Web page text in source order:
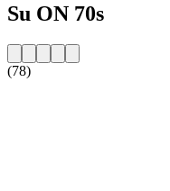
Su ON 70s
(78)